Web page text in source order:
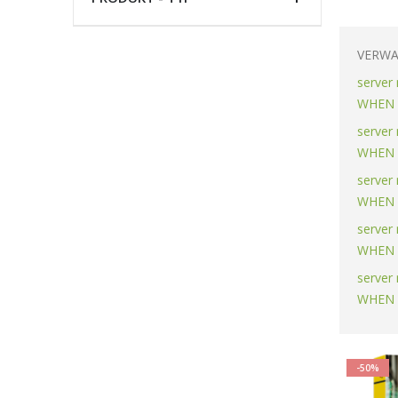
server
server
server
server
server
-50%